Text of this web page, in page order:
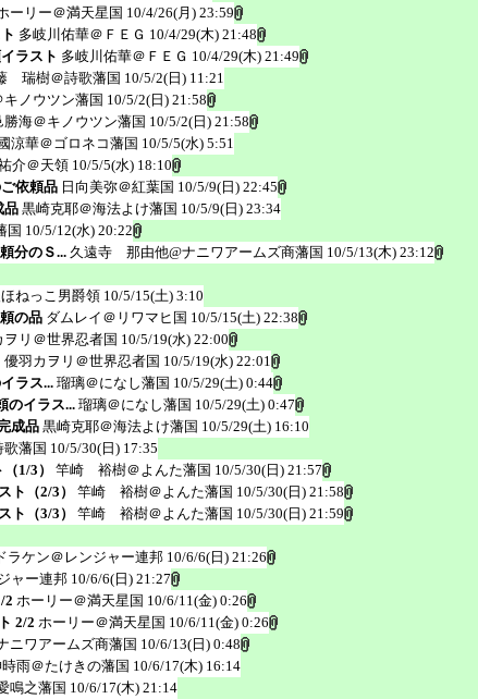
ーリー＠満天星国 10/4/26(月) 23:59
多岐川佑華＠ＦＥＧ 10/4/29(木) 21:48
ラスト 多岐川佑華＠ＦＥＧ 10/4/29(木) 21:49
瑞樹＠詩歌藩国 10/5/2(日) 11:21
ノウツン藩国 10/5/2(日) 21:58
勝海＠キノウツン藩国 10/5/2(日) 21:58
涼華＠ゴロネコ藩国 10/5/5(水) 5:51
介＠天領 10/5/5(水) 18:10
依頼品 日向美弥＠紅葉国 10/5/9(日) 22:45
品 黒崎克耶＠海法よけ藩国 10/5/9(日) 23:34
国 10/5/12(水) 20:22
分のＳ... 久遠寺 那由他@ナニワアームズ商藩国 10/5/13(木) 23:12
ねっこ男爵領 10/5/15(土) 3:10
の品 ダムレイ＠リワマヒ国 10/5/15(土) 22:38
ヲリ＠世界忍者国 10/5/19(水) 22:00
優羽カヲリ＠世界忍者国 10/5/19(水) 22:01
ラス... 瑠璃＠になし藩国 10/5/29(土) 0:44
イラス... 瑠璃＠になし藩国 10/5/29(土) 0:47
成品 黒崎克耶＠海法よけ藩国 10/5/29(土) 16:10
藩国 10/5/30(日) 17:35
1/3）
竿崎 裕樹＠よんた藩国 10/5/30(日) 21:57
ト（2/3）
竿崎 裕樹＠よんた藩国 10/5/30(日) 21:58
ト（3/3）
竿崎 裕樹＠よんた藩国 10/5/30(日) 21:59
ラケン＠レンジャー連邦 10/6/6(日) 21:26
ャー連邦 10/6/6(日) 21:27
2 ホーリー＠満天星国 10/6/11(金) 0:26
2/2 ホーリー＠満天星国 10/6/11(金) 0:26
ニワアームズ商藩国 10/6/13(日) 0:48
雨＠たけきの藩国 10/6/17(木) 16:14
鳴之藩国 10/6/17(木) 21:14